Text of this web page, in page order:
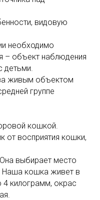
видовую
необходимо
– объект наблюдения
детьми.
живым объектом
группе
кошкой.
от восприятия кошки,
выбирает место
Наша кошка живет в
4 килограмм, окрас